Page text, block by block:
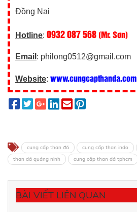
Đồng Nai
Hotline: 0932 087 568 (Mr. Sơn)
Email : philong0512@gmail.com
Website: www.cungcapthanda.com
cung cấp than đá cung cấp than indo
than đá quảng ninh
cung cấp than đá tphcm
BÀI VIẾT LIÊN QUAN